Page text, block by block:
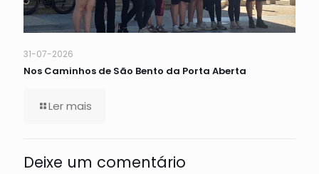
31-07-2026
Nos Caminhos de São Bento da Porta Aberta
Ler mais
Deixe um comentário